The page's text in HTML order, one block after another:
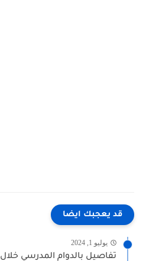
قد يعجبك ايضا
يوليو 1, 2024
تفاصيل بالدوام المدرسي